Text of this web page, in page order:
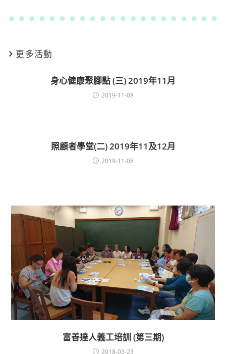
更多活動
身心健康聚腳點 (三) 2019年11月
2019-11-08
照顧者學堂(二) 2019年11及12月
2019-11-08
富善達人義工培訓 (第三期)
2018-03-23